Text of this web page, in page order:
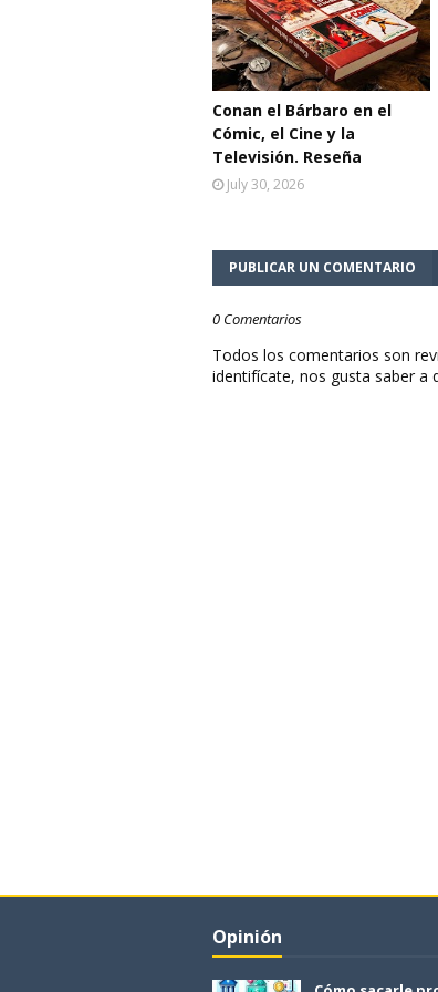
Conan el Bárbaro en el
Cómic, el Cine y la
Televisión. Reseña
July 30, 2026
PUBLICAR UN COMENTARIO
0 Comentarios
Todos los comentarios son
identifícate, nos gusta saber a
Opinión